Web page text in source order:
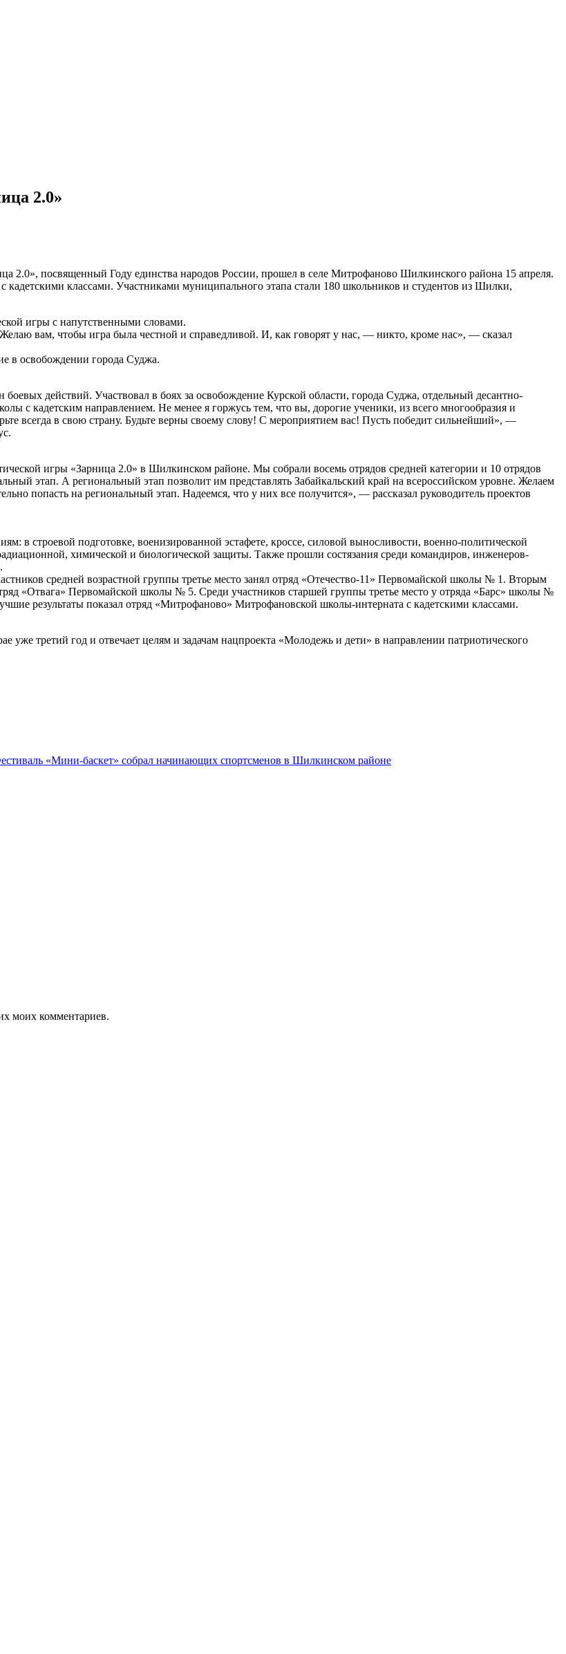
2.0»
2.0», посвященный Году единства народов России, прошел в селе Митрофаново Шилкинского района 15 апреля.
классами. Участниками муниципального этапа стали 180 школьников и студентов из Шилки,
игры с напутственными словами.
вам, чтобы игра была честной и справедливой. И, как говорят у нас, — никто, кроме нас», — сказал
в освобождении города Суджа.
действий. Участвовал в боях за освобождение Курской области, города Суджа, отдельный десантно-
с кадетским направлением. Не менее я горжусь тем, что вы, дорогие ученики, из всего многообразия и
всегда в свою страну. Будьте верны своему слову! С мероприятием вас! Пусть победит сильнейший», —
игры «Зарница 2.0» в Шилкинском районе. Мы собрали восемь отрядов средней категории и 10 отрядов
этап. А региональный этап позволит им представлять Забайкальский край на всероссийском уровне. Желаем
попасть на региональный этап. Надеемся, что у них все получится», — рассказал руководитель проектов
в строевой подготовке, военизированной эстафете, кроссе, силовой выносливости, военно-политической
химической и биологической защиты. Также прошли состязания среди командиров, инженеров-
средней возрастной группы третье место занял отряд «Отечество-11» Первомайской школы № 1. Вторым
«Отвага» Первомайской школы № 5. Среди участников старшей группы третье место у отряда «Барс» школы №
результаты показал отряд «Митрофаново» Митрофановской школы-интерната с кадетскими классами.
уже третий год и отвечает целям и задачам нацпроекта «Молодежь и дети» в направлении патриотического
«Мини-баскет» собрал начинающих спортсменов в Шилкинском районе
моих комментариев.